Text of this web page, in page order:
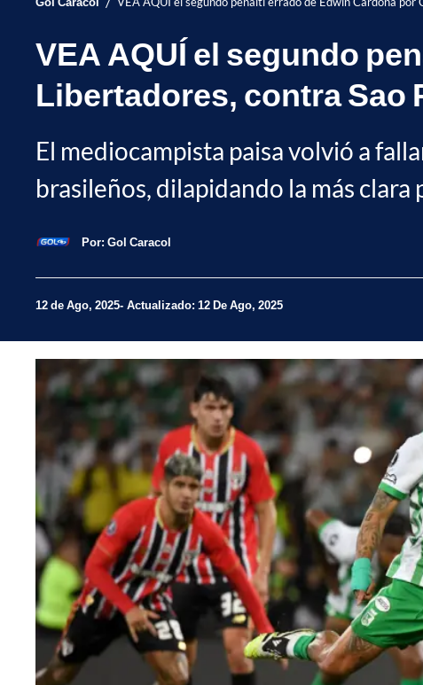
VEA AQUÍ el segundo
Libertadores, contra Sao
El mediocampista paisa volvió a
brasileños, dilapidando la más
Por: Gol Caracol
12 de Ago, 2025 Actualizado: 12 De Ago, 2025